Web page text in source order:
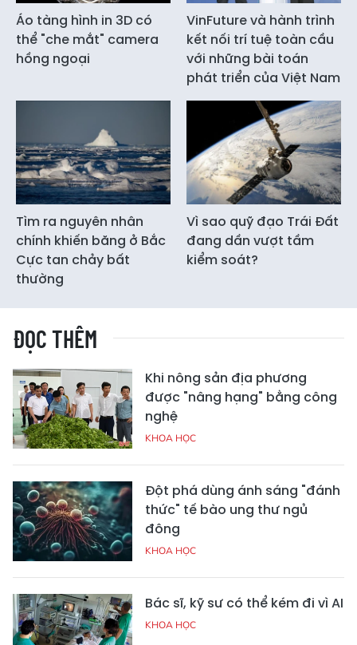
Áo tàng hình in 3D có
thể "che mắt" camera
hồng ngoại
VinFuture và hành trình
kết nối trí tuệ toàn cầu
với những bài toán
phát triển của Việt Nam
Tìm ra nguyên nhân
chính khiến băng ở Bắc
Cực tan chảy bất
thường
Vì sao quỹ đạo Trái Đất
đang dần vượt tầm
kiểm soát?
ĐỌC THÊM
Khi nông sản địa phương
được "nâng hạng" bằng công
nghệ
KHOA HỌC
Đột phá dùng ánh sáng "đánh
thức" tế bào ung thư ngủ
đông
KHOA HỌC
Bác sĩ, kỹ sư có thể kém đi vì AI
KHOA HỌC